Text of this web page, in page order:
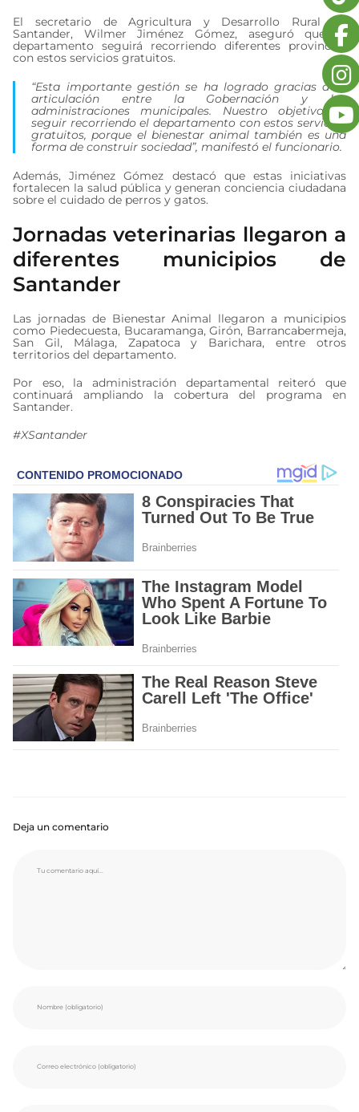
El secretario de Agricultura y Desarrollo Rural de
Santander, Wilmer Jiménez Gómez, aseguró que el
departamento seguirá recorriendo diferentes provincias
con estos servicios gratuitos.
“Esta importante gestión se ha logrado gracias a la
articulación entre la Gobernación y las
administraciones municipales. Nuestro objetivo es
seguir recorriendo el departamento con estos servicios
gratuitos, porque el bienestar animal también es una
forma de construir sociedad”, manifestó el funcionario.
Además, Jiménez Gómez destacó que estas iniciativas
fortalecen la salud pública y generan conciencia ciudadana
sobre el cuidado de perros y gatos.
Jornadas veterinarias llegaron a
diferentes municipios de
Santander
Las jornadas de Bienestar Animal llegaron a municipios
como Piedecuesta, Bucaramanga, Girón, Barrancabermeja,
San Gil, Málaga, Zapatoca y Barichara, entre otros
territorios del departamento.
Por eso, la administración departamental reiteró que
continuará ampliando la cobertura del programa en
Santander.
#XSantander
Deja un comentario